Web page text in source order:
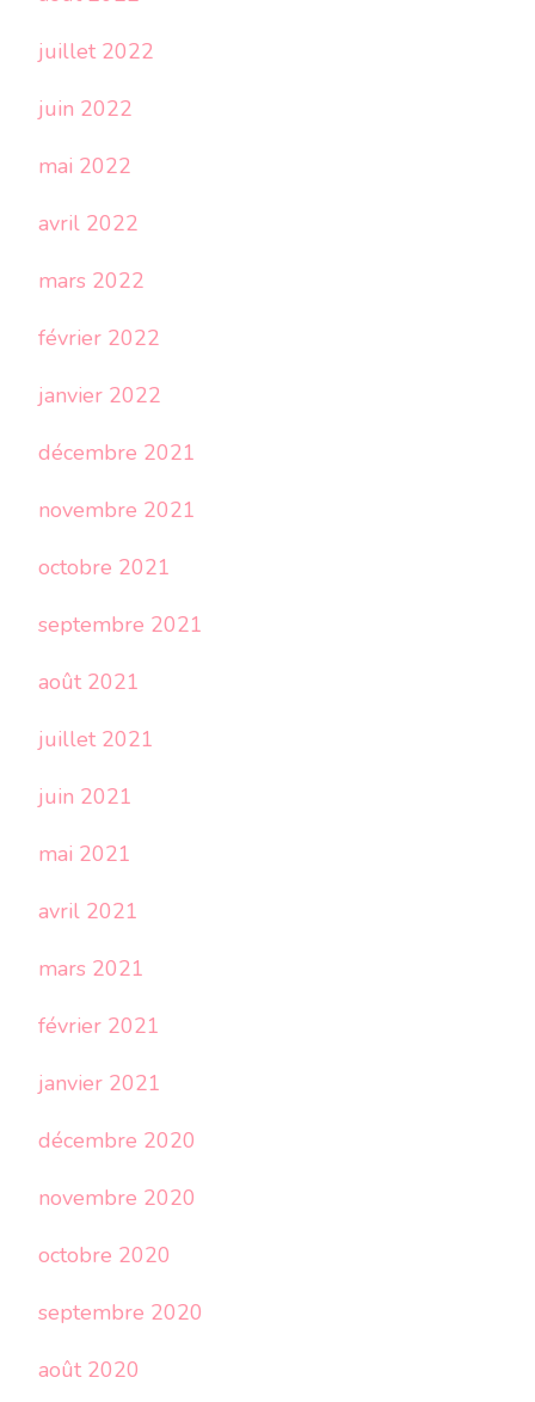
juillet 2022
juin 2022
mai 2022
avril 2022
mars 2022
février 2022
janvier 2022
décembre 2021
novembre 2021
octobre 2021
septembre 2021
août 2021
juillet 2021
juin 2021
mai 2021
avril 2021
mars 2021
février 2021
janvier 2021
décembre 2020
novembre 2020
octobre 2020
septembre 2020
août 2020